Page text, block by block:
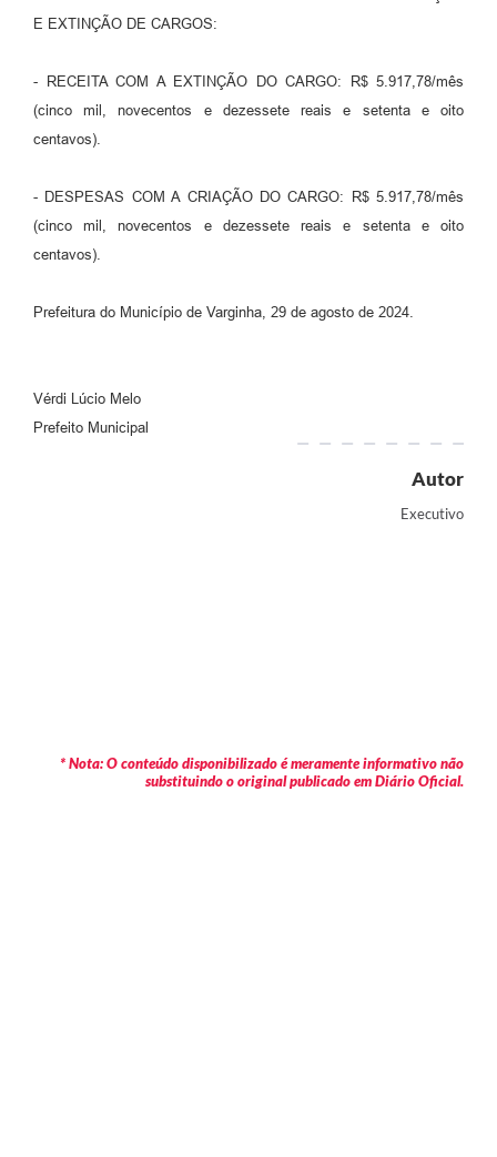
E EXTINÇÃO DE CARGOS:
- RECEITA COM A EXTINÇÃO DO CARGO: R$ 5.917,78/mês
(cinco mil, novecentos e dezessete reais e setenta e oito
centavos).
- DESPESAS COM A CRIAÇÃO DO CARGO: R$ 5.917,78/mês
(cinco mil, novecentos e dezessete reais e setenta e oito
centavos).
Prefeitura do Município de Varginha, 29 de agosto de 2024.
Vérdi Lúcio Melo
Prefeito Municipal
Autor
Executivo
* Nota: O conteúdo disponibilizado é meramente informativo não
substituindo o original publicado em Diário Oficial.